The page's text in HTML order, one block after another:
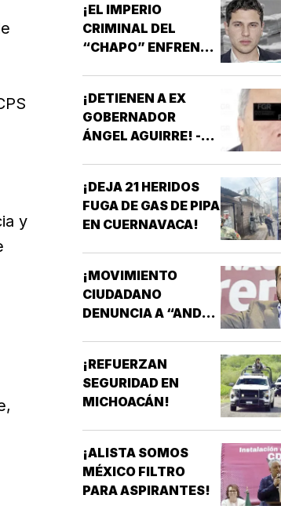
y
¡EL IMPERIO
CRIMINAL DEL
“CHAPO” ENFRENTA
¡DETIENEN A EX
GOBERNADOR
ÁNGEL AGUIRRE! -
¡DEJA 21 HERIDOS
FUGA DE GAS DE PIPA
EN CUERNAVACA!
¡MOVIMIENTO
CIUDADANO
DENUNCIA A “ANDY”
¡REFUERZAN
SEGURIDAD EN
MICHOACÁN!
¡ALISTA SOMOS
MÉXICO FILTRO
PARA ASPIRANTES!